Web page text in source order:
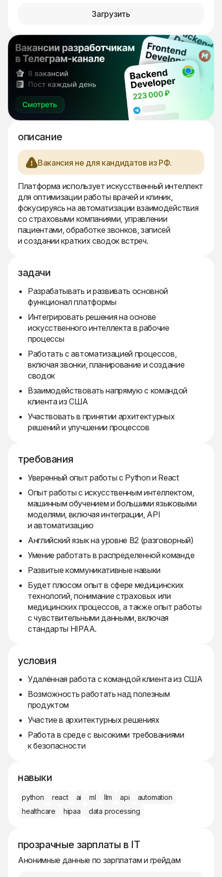
Загрузить
описание
Вакансия не для кандидатов из РФ.
Платформа использует искусственный интеллект
для оптимизации работы врачей и клиник,
фокусируясь на автоматизации взаимодействия
со страховыми компаниями, управлении
пациентами, обработке звонков, записей
и создании кратких сводок встреч.
задачи
Разрабатывать и развивать основной
функционал платформы
Интегрировать решения на основе
искусственного интеллекта в рабочие
процессы
Работать с автоматизацией процессов,
включая звонки, планирование и создание
сводок
Взаимодействовать напрямую с командой
клиента из США
Участвовать в принятии архитектурных
решений и улучшении процессов
требования
Уверенный опыт работы с Python и React
Опыт работы с искусственным интеллектом,
машинным обучением и большими языковыми
моделями, включая интеграции, API
и автоматизацию
Английский язык на уровне B2 (разговорный)
Умение работать в распределенной команде
Развитые коммуникативные навыки
Будет плюсом опыт в сфере медицинских
технологий, понимание страховых или
медицинских процессов, а также опыт работы
с чувствительными данными, включая
стандарты HIPAA.
условия
Удалённая работа с командой клиента из США
Возможность работать над полезным
продуктом
Участие в архитектурных решениях
Работа в среде с высокими требованиями
к безопасности
навыки
python react ai ml llm api
automation
healthcare
hipaa data processing
прозрачные зарплаты в IT
Анонимные данные по зарплатам и грейдам